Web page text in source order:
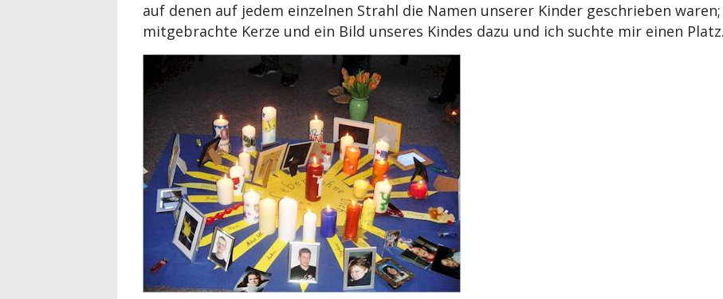
auf denen auf jedem einzelnen Strahl die Namen unserer Kinder geschrieben
mitgebrachte Kerze und ein Bild unseres Kindes dazu und ich suchte mir einen Platz.